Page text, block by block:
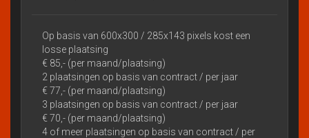
Op basis van 600x300 / 285x143 pixels kost een
losse plaatsing
€ 85,- (per maand/plaatsing)
2 plaatsingen op basis van contract / per jaar
€ 77,- (per maand/plaatsing)
3 plaatsingen op basis van contract / per jaar
€ 70,- (per maand/plaatsing)
4 of meer plaatsingen op basis van contract / per